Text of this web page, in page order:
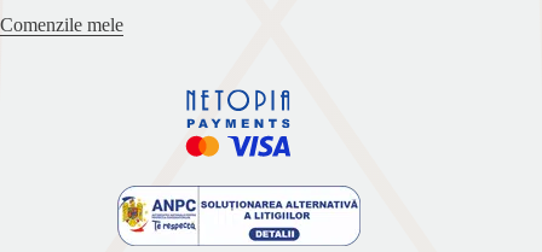
Comenzile mele